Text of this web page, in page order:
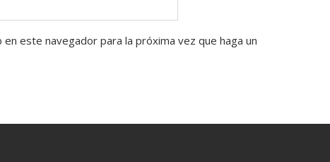
este navegador para la próxima vez que haga un